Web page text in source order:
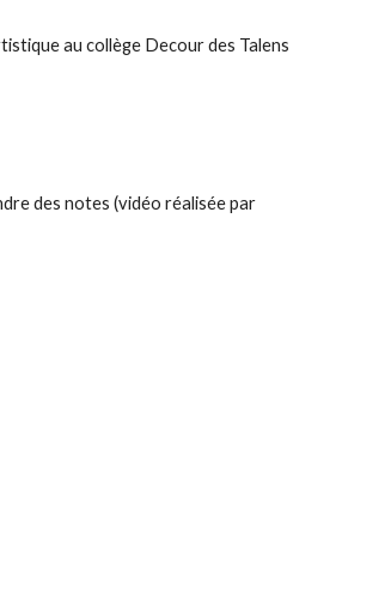
au collège Decour des Talens
des notes (vidéo réalisée par